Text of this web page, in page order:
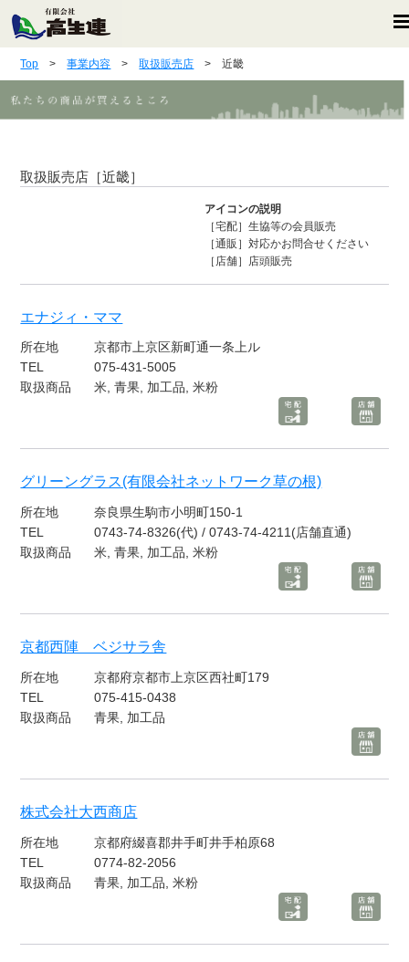
Top >事業内容 >取扱販売店 > 近畿
取扱販売店［近畿］
アイコンの説明
［宅配］生協等の会員販売
［通販］対応かお問合せください
［店舗］店頭販売
エナジィ・ママ
所在地
京都市上京区新町通一条上ル
TEL
075-431-5005
取扱商品
米, 青果, 加工品, 米粉
グリーングラス(有限会社ネットワーク草の根)
所在地
奈良県生駒市小明町150-1
TEL
0743-74-8326(代) / 0743-74-4211(店舗直通)
取扱商品
米, 青果, 加工品, 米粉
京都西陣 ベジサラ舎
所在地
京都府京都市上京区西社町179
TEL
075-415-0438
取扱商品
青果, 加工品
株式会社大西商店
所在地
京都府綴喜郡井手町井手柏原68
TEL
0774-82-2056
取扱商品
青果, 加工品, 米粉